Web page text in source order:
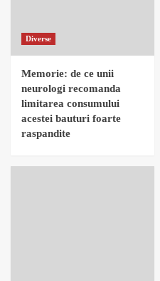
Diverse
Memorie: de ce unii
neurologi recomanda
limitarea consumului
acestei bauturi foarte
raspandite